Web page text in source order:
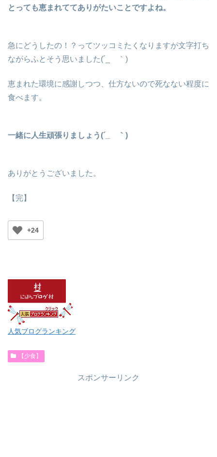
とっても恵まれててありがたいことですよね。
急にどうしたの！？ってツッコミたくなりますが文字打ち
ながらふとそう思いました(´_ゝ｀)
恵まれた環境に感謝しつつ、仕方ないので死なない程度に
食べます。
一緒に人生頑張りましょう(´_ゝ｀)
ありがとうございました。
【完】
+24
人気ブログランキング
【少食】
スポンサーリンク